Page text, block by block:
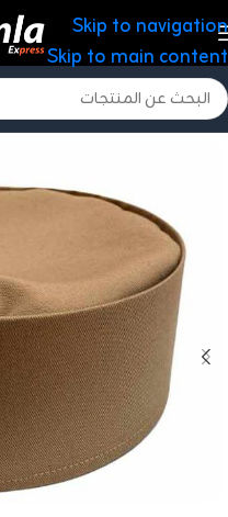
Skip to navigation
Skip to main content